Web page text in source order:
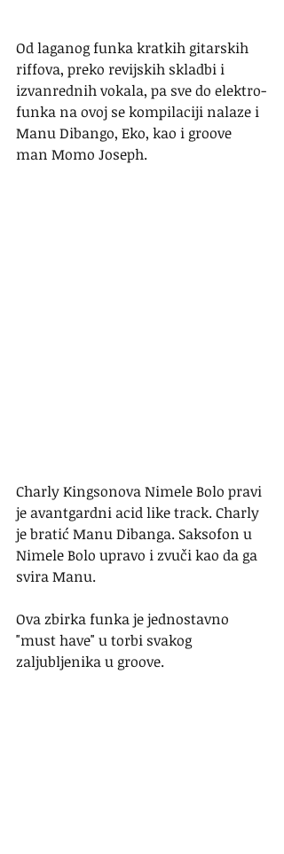
Od laganog funka kratkih gitarskih
riffova, preko revijskih skladbi i
izvanrednih vokala, pa sve do elektro-
funka na ovoj se kompilaciji nalaze i
Manu Dibango, Eko, kao i groove
man Momo Joseph.
Charly Kingsonova Nimele Bolo pravi
je avantgardni acid like track. Charly
je bratić Manu Dibanga. Saksofon u
Nimele Bolo upravo i zvuči kao da ga
svira Manu.
Ova zbirka funka je jednostavno
"must have" u torbi svakog
zaljubljenika u groove.